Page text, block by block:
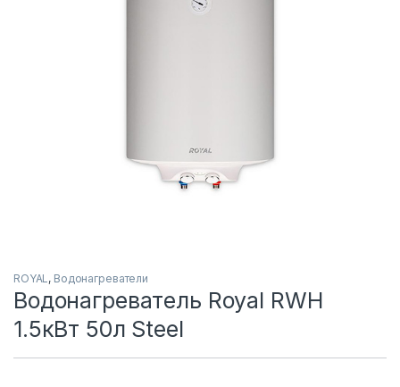
ROYAL, Водонагреватели
Водонагреватель Royal RWH
1.5кВт 50л Steel